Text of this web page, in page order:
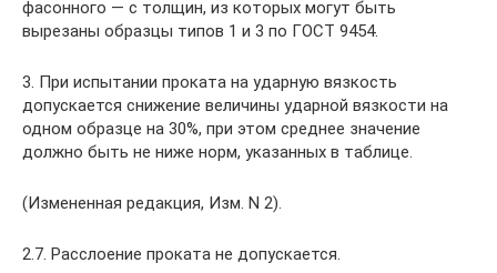
фасонного — с толщин, из которых могут быть
вырезаны образцы типов 1 и 3 по ГОСТ 9454.
3. При испытании проката на ударную вязкость
допускается снижение величины ударной вязкости на
одном образце на 30%, при этом среднее значение
должно быть не ниже норм, указанных в таблице.
(Измененная редакция, Изм. N 2).
2.7. Расслоение проката не допускается.